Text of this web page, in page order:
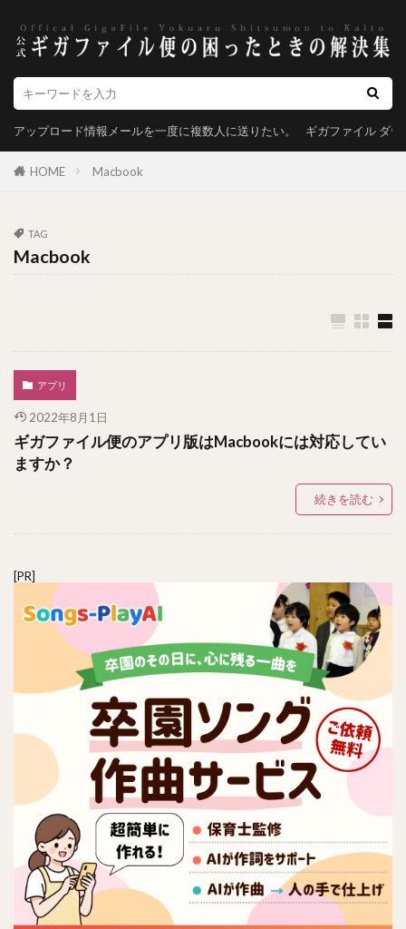
アップロード情報メールを一度に複数人に送りたい。 ギガファイル ダ
HOME Macbook
TAG
Macbook
アプリ
2022年8月1日
ギガファイル便のアプリ版はMacbookには対応してい
ますか？
続きを読む
[PR]